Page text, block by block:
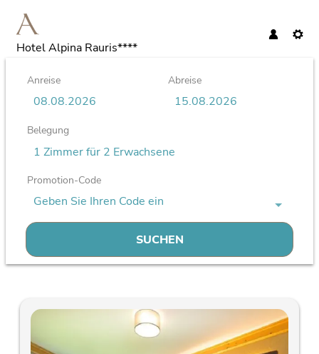
Anreise Abreise
Belegung
1 Zimmerfür 2 Erwachsene
Promotion-Code
Geben Sie Ihren Code ein
SUCHEN
Hotel Alpina Rauris****